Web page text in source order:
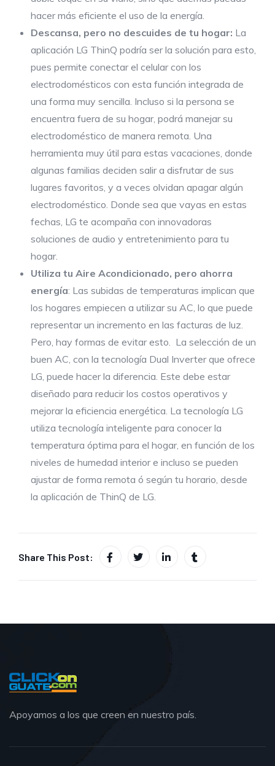
hacer más eficiente el uso de la energía.
Descansa, pero no descuides de tu hogar: La
aplicación LG ThinQ podría ser la solución para esto,
pues permite conectar el celular con los
electrodomésticos con esta función integrada de
una forma muy sencilla. Incluso si la persona se
encuentra fuera de su hogar, podrá manejar su
electrodoméstico de manera remota. Una
herramienta muy útil para estas vacaciones, donde
algunas familias deciden salir a disfrutar de sus
lugares favoritos, y a veces olvidan apagar algún
electrodoméstico. Donde sea que vayas en estas
fechas, LG te acompaña con innovadoras
soluciones de audio y entretenimiento para tu
hogar.
Utiliza tu Aire Acondicionado, pero ahorra
energía: Las subidas de temperaturas implican que
los hogares empiecen a utilizar su AC, lo que puede
representar un incremento en las facturas de luz.
Pero, hay formas de evitar esto. La selección de un
buen AC, con la tecnología Dual Inverter que ofrece
LG, puede hacer la diferencia. Este debe estar
diseñado para reducir los costos operativos y
mejorar la eficiencia energética. La tecnología LG
utiliza tecnología inteligente para conocer la
temperatura óptima para el hogar, en función de los
niveles de humedad interior e incluso se pueden
ajustar de forma remota ó según tu horario, desde
la aplicación de ThinQ de LG.
Share This Post:
Apoyamos a los que creen en nuestro país.